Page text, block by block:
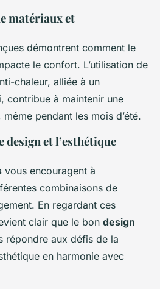
matériaux et
démontrent comment le
le confort. L’utilisation de
chaleur, alliée à un
contribue à maintenir une
pendant les mois d’été.
et l’esthétique
vous encouragent à
combinaisons de
En regardant ces
clair que le bon design
répondre aux défis de la
en harmonie avec